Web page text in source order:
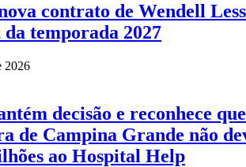
contrato de Wendell
temporada 2027
2026
decisão e reconhece que
de Campina Grande não
ao Hospital Help